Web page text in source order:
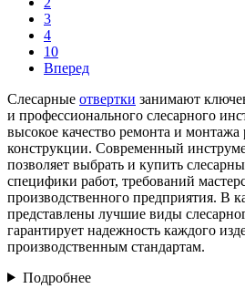
3
4
10
Вперед
Слесарные отвертки занимают
и профессионального слесарного
высокое качество ремонта и
конструкции. Современный
позволяет выбрать и купить
специфики работ, требований
производственного предприятия. В
представлены лучшие виды
гарантирует надежность каждого
производственным стандартам.
Подробнее